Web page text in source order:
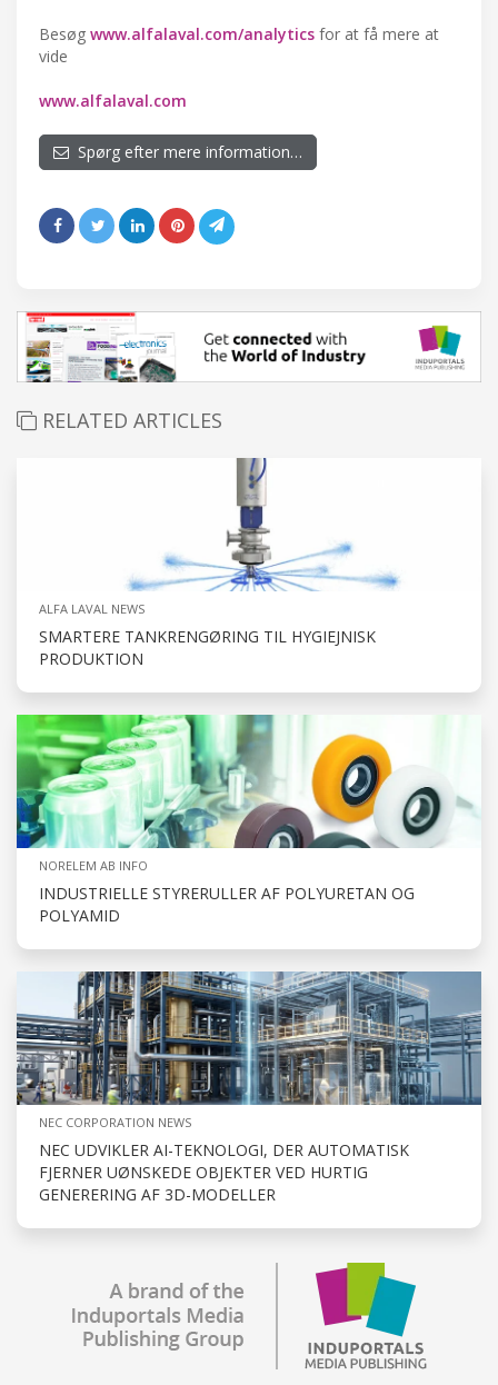
Besøg www.alfalaval.com/analytics for at få mere at
vide
www.alfalaval.com
Spørg efter mere information…
RELATED ARTICLES
ALFA LAVAL NEWS
SMARTERE TANKRENGØRING TIL HYGIEJNISK
PRODUKTION
NORELEM AB INFO
INDUSTRIELLE STYRERULLER AF POLYURETAN OG
POLYAMID
NEC CORPORATION NEWS
NEC UDVIKLER AI-TEKNOLOGI, DER AUTOMATISK
FJERNER UØNSKEDE OBJEKTER VED HURTIG
GENERERING AF 3D-MODELLER